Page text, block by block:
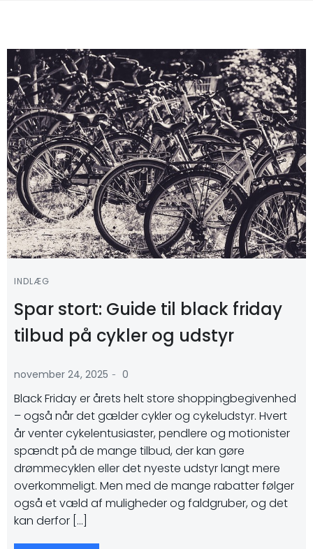
INDLÆG
Spar stort: Guide til black friday
tilbud på cykler og udstyr
november 24, 2025 - 0
Black Friday er årets helt store shoppingbegivenhed
– også når det gælder cykler og cykeludstyr. Hvert
år venter cykelentusiaster, pendlere og motionister
spændt på de mange tilbud, der kan gøre
drømmecyklen eller det nyeste udstyr langt mere
overkommeligt. Men med de mange rabatter følger
også et væld af muligheder og faldgruber, og det
kan derfor […]